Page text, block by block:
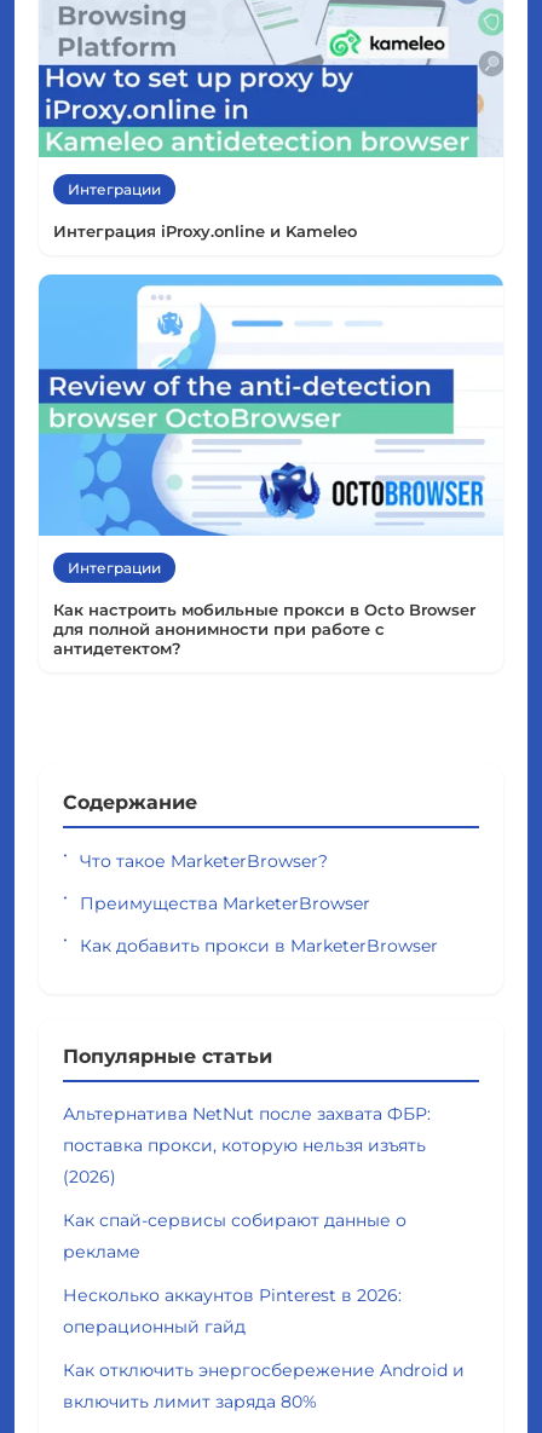
Интеграции
Интеграция iProxy.online и Kameleo
Интеграции
Как настроить мобильные прокси в Octo Browser
для полной анонимности при работе с
антидетектом?
Содержание
Что такое MarketerBrowser?
Преимущества MarketerBrowser
Как добавить прокси в MarketerBrowser
Популярные статьи
Альтернатива NetNut после захвата ФБР:
поставка прокси, которую нельзя изъять
(2026)
Как спай-сервисы собирают данные о
рекламе
Несколько аккаунтов Pinterest в 2026:
операционный гайд
Как отключить энергосбережение Android и
включить лимит заряда 80%